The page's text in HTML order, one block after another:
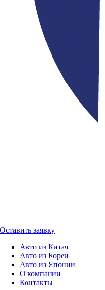
Оставить заявку
Авто из Китая
Авто из Кореи
Авто из Японии
О компании
Контакты